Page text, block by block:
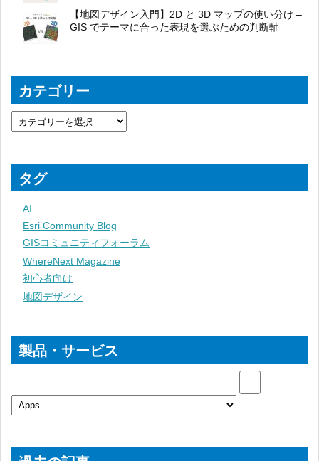
【地図デザイン入門】2D と 3D マップの使い分け –
GIS でテーマに合った表現を選ぶための判断軸 –
カテゴリー
タグ
AI
Esri Community Blog
GISコミュニティフォーラム
WhereNext Magazine
初心者向け
地図デザイン
製品・サービス